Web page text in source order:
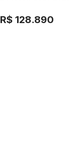
R$ 128.890